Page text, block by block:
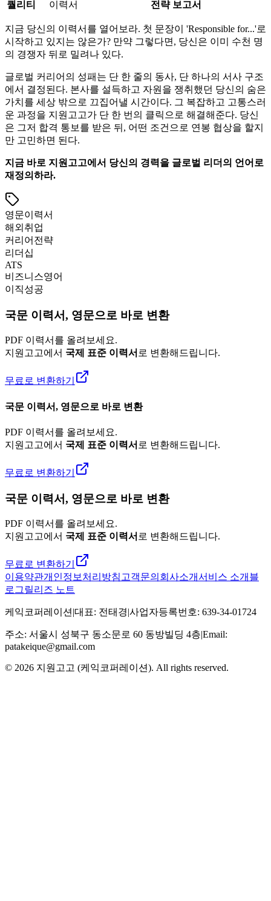
퀄리티 이력서 전략 보고서
지금 당신의 이력서를 열어보라. 첫 문장이 'Responsible for...'로
시작하고 있지는 않은가? 만약 그렇다면, 당신은 이미 수천 명
의 경쟁자 뒤로 밀려나 있다.
글로벌 커리어의 성패는 단 한 줄의 동사, 단 하나의 서사 구조
에서 결정된다. 본사를 설득하고 자원을 쟁취했던 당신의 숨은
가치를 세상 밖으로 끄집어낼 시간이다. 그 복잡하고 고통스러
운 과정을 지원고고가 단 한 번의 클릭으로 해결해준다. 당신
은 그저 합격 통보를 받은 뒤, 어떤 조건으로 연봉 협상을 할지
만 고민하면 된다.
지금 바로 지원고고에서 당신의 경력을 글로벌 리더의 언어로
재정의하라.
영문이력서
해외취업
커리어전략
리더십
ATS
비즈니스영어
이직성공
국문 이력서, 영문으로 바로 변환
PDF 이력서를 올려보세요.
지원고고에서 국제 표준 이력서 로 변환해드립니다.
무료로 변환하기
국문 이력서, 영문으로 바로 변환
PDF 이력서를 올려보세요.
지원고고에서 국제 표준 이력서 로 변환해드립니다.
무료로 변환하기
국문 이력서, 영문으로 바로 변환
PDF 이력서를 올려보세요.
지원고고에서 국제 표준 이력서 로 변환해드립니다.
무료로 변환하기
이용약관개인정보처리방침 고객문의 회사소개서비스 소개 블
로그 릴리즈 노트
케익코퍼레이션 |대표: 전태경|사업자등록번호: 639-34-01724
주소: 서울시 성북구 동소문로 60 동방빌딩 4층|Email:
patakeique@gmail.com
© 2026 지원고고 (케익코퍼레이션). All rights reserved.